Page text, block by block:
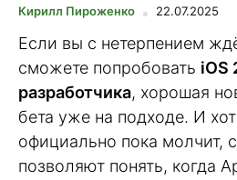
Кирилл Пироженко 22.07.2025
Если вы с нетерпением
сможете попробовать iOS
разработчика, хорошая
бета уже на подходе. И
официально пока молчит,
позволяют понять, когда